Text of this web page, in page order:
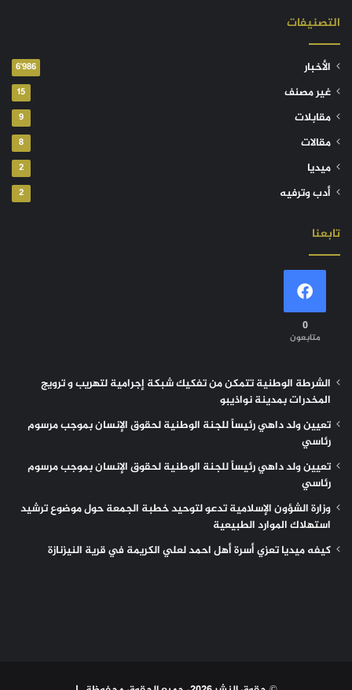
التصنيفات
الأخبار 6٬986
غير مصنف 15
مقابلات 9
مقالات 8
ميديا 2
أدب وترفيه 2
تابعنا
0
متابعون
الشرطة الوطنية تتمكن من تفكيك شبكة إجرامية لتهريب و ترويج
المخدرات بمدينة نواذيبو
تعيين ولد داهي رئيساً للجنة الوطنية لحقوق الإنسان بموجب مرسوم
رئاسي
تعيين ولد داهي رئيساً للجنة الوطنية لحقوق الإنسان بموجب مرسوم
رئاسي
وزارة الشؤون الإسلامية تدعو لتوحيد خطبة الجمعة حول موضوع ترشيد
استهلاك الموارد الطبيعية
كيفه ميديا تعزي أسرة أهل احمد لعلي الكريمة في قرية النيزنازة